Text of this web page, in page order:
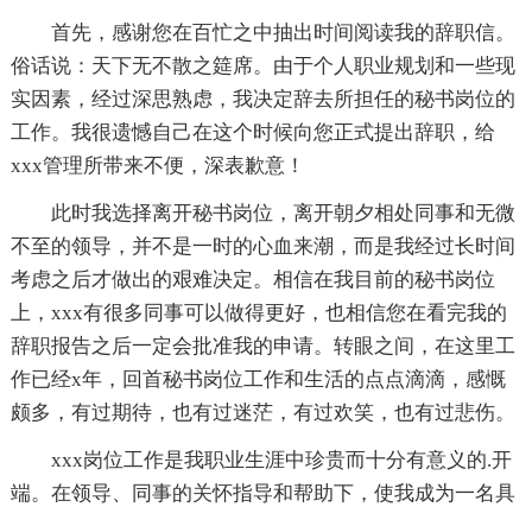
首先，感谢您在百忙之中抽出时间阅读我的辞职信。
俗话说：天下无不散之筵席。由于个人职业规划和一些现
实因素，经过深思熟虑，我决定辞去所担任的秘书岗位的
工作。我很遗憾自己在这个时候向您正式提出辞职，给
xxx管理所带来不便，深表歉意！
此时我选择离开秘书岗位，离开朝夕相处同事和无微
不至的领导，并不是一时的心血来潮，而是我经过长时间
考虑之后才做出的艰难决定。相信在我目前的秘书岗位
上，xxx有很多同事可以做得更好，也相信您在看完我的
辞职报告之后一定会批准我的申请。转眼之间，在这里工
作已经x年，回首秘书岗位工作和生活的点点滴滴，感慨
颇多，有过期待，也有过迷茫，有过欢笑，也有过悲伤。
xxx岗位工作是我职业生涯中珍贵而十分有意义的.开
端。在领导、同事的关怀指导和帮助下，使我成为一名具